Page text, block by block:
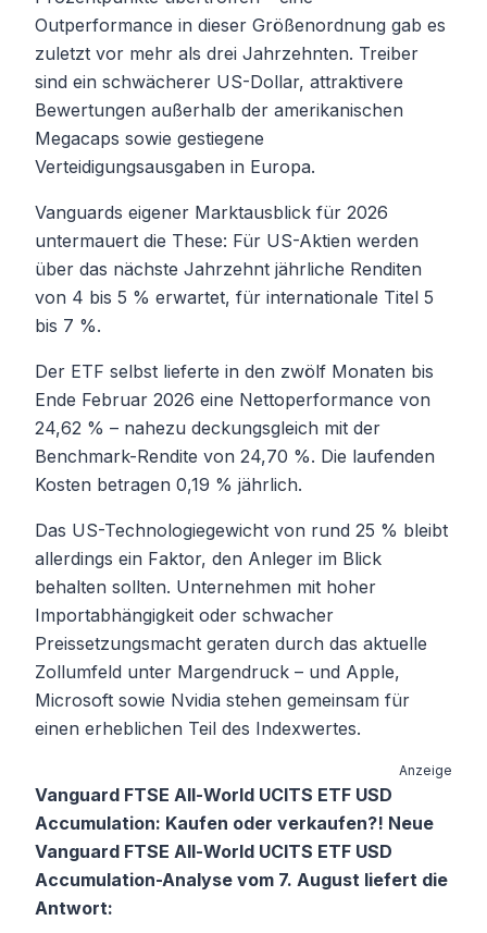
Outperformance in dieser Größenordnung gab es
zuletzt vor mehr als drei Jahrzehnten. Treiber
sind ein schwächerer US-Dollar, attraktivere
Bewertungen außerhalb der amerikanischen
Megacaps sowie gestiegene
Verteidigungsausgaben in Europa.
Vanguards eigener Marktausblick für 2026
untermauert die These: Für US-Aktien werden
über das nächste Jahrzehnt jährliche Renditen
von 4 bis 5 % erwartet, für internationale Titel 5
bis 7 %.
Der ETF selbst lieferte in den zwölf Monaten bis
Ende Februar 2026 eine Nettoperformance von
24,62 % – nahezu deckungsgleich mit der
Benchmark-Rendite von 24,70 %. Die laufenden
Kosten betragen 0,19 % jährlich.
Das US-Technologiegewicht von rund 25 % bleibt
allerdings ein Faktor, den Anleger im Blick
behalten sollten. Unternehmen mit hoher
Importabhängigkeit oder schwacher
Preissetzungsmacht geraten durch das aktuelle
Zollumfeld unter Margendruck – und Apple,
Microsoft sowie Nvidia stehen gemeinsam für
einen erheblichen Teil des Indexwertes.
Anzeige
Vanguard FTSE All-World UCITS ETF USD
Accumulation: Kaufen oder verkaufen?! Neue
Vanguard FTSE All-World UCITS ETF USD
Accumulation-Analyse vom 7. August liefert die
Antwort: